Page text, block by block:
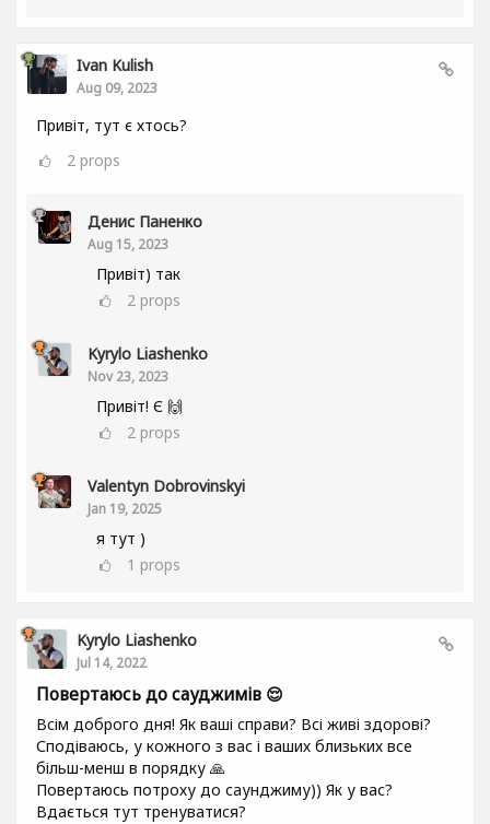
Ivan Kulish
Aug 09, 2023
Привіт, тут є хтось?
2 props
Денис Паненко
Aug 15, 2023
Привіт) так
2 props
Kyrylo Liashenko
Nov 23, 2023
Привіт! Є 🙌
2 props
Valentyn Dobrovinskyi
Jan 19, 2025
я тут )
1 props
Kyrylo Liashenko
Jul 14, 2022
Повертаюсь до сауджимів 😌
Всім доброго дня! Як ваші справи? Всі живі здорові?
Сподіваюсь, у кожного з вас і ваших близьких все
більш-менш в порядку 🙏
Повертаюсь потроху до саунджиму)) Як у вас?
Вдається тут тренуватися?